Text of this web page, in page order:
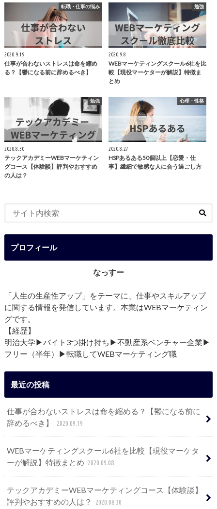
転職・仕事の悩み
2020.9.19
仕事が合わないストレスは命を縮め
る？【鬱になる前に辞めるべき】
勉強
2020.9.8
WEBマーケティングスクール6社を比
較【現役マーケターが解説】特徴ま
とめ
勉強
2020.8.30
テックアカデミーWEBマーケティン
グコース【体験談】評判やおすすめ
の人は？
心理・性格
2020.8.27
HSPあるある50個以上【恋愛・仕
事】繊細で敏感な人に合う過ごし方
プロフィール
なっすー
「人生の生産性アップ」をテーマに、仕事やスキルアップ
に関する情報を発信しています。本業はWEBマーケティン
グです。
【経歴】
明治大学▶︎バイト3つ掛け持ち▶︎不動産系ベンチャー企業▶︎
フリー（半年）▶︎転職してWEBマーケティング職
最近の投稿
仕事が合わないストレスは命を縮める？【鬱になる前に
辞めるべき】
2020.09.19
WEBマーケティングスクール6社を比較【現役マーケタ
ーが解説】特徴まとめ 2020.09.08
テックアカデミーWEBマーケティングコース【体験談】
評判やおすすめの人は？
2020.08.30